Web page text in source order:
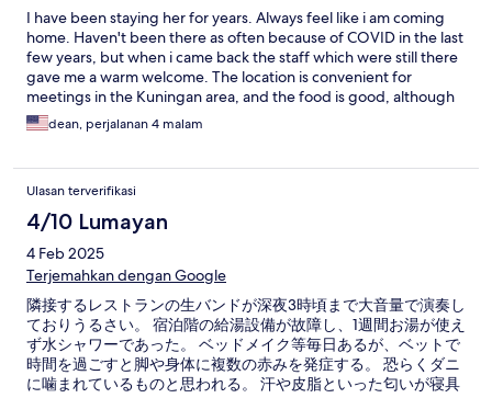
I have been staying her for years. Always feel like i am coming
home. Haven't been there as often because of COVID in the last
few years, but when i came back the staff which were still there
gave me a warm welcome. The location is convenient for
meetings in the Kuningan area, and the food is good, although
the menu is limited. But the rooftop restaurant is wonderful.
Highly recommended.
dean, perjalanan 4 malam
Ulasan terverifikasi
4/10 Lumayan
4 Feb 2025
Terjemahkan dengan Google
隣接するレストランの生バンドが深夜3時頃まで大音量で演奏し
ておりうるさい。 宿泊階の給湯設備が故障し、1週間お湯が使え
ず水シャワーであった。 ベッドメイク等毎日あるが、ベットで
時間を過ごすと脚や身体に複数の赤みを発症する。 恐らくダニ
に噛まれているものと思われる。 汗や皮脂といった匂いが寝具